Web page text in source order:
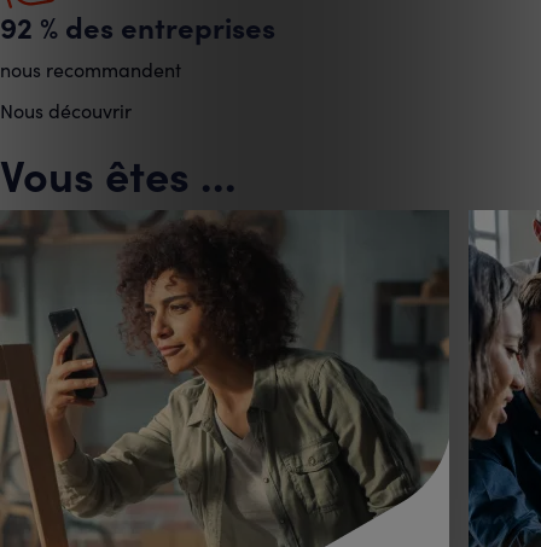
92 % des entreprises
nous recommandent
Nous découvrir
Vous êtes ...